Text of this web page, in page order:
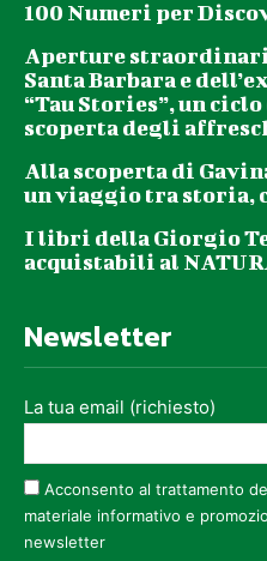
100 Numeri per
Aperture
Santa Barbara e
“Tau Stories”, un
scoperta degli
Alla scoperta di
un viaggio tra
I libri della Giorgio
acquistabili al
Newsletter
La tua email (richiesto)
Acconsento al trattamento
materiale informativo e
newsletter